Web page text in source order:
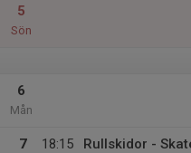
5
Sön
6
Mån
7
18:15
Rullskidor -